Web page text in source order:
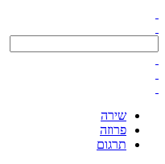
שירה
פרוזה
תרגום